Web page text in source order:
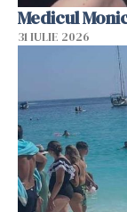
Medicul
31 IULIE 2026